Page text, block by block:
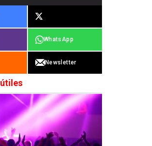
WhatsApp
Newsletter
útiles